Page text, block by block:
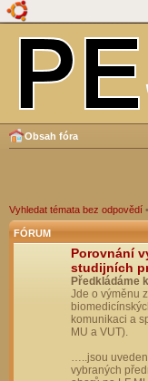
Obsah fóra
Vyhledat témata bez odpovědí •
FÓRUM
Porovnání
studijních
Předkládáme
Jde o výměnu
komunikaci a
MU a VUT).
…..jsou
vybraných